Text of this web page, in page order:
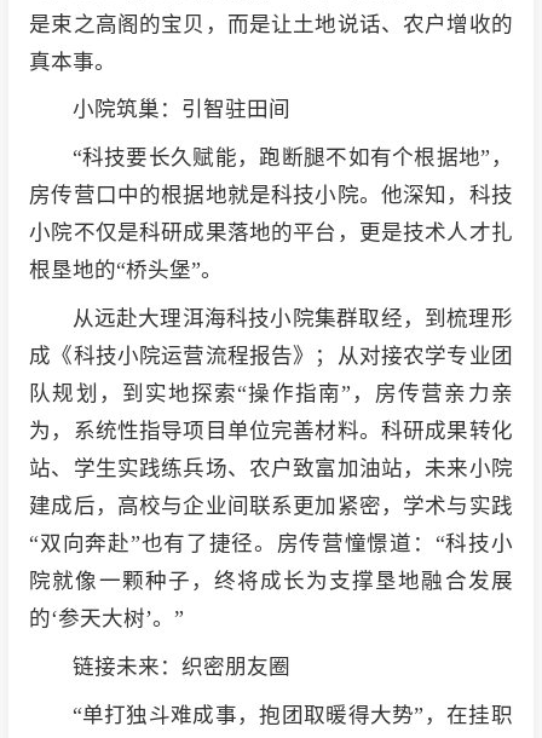
是束之高阁的宝贝，而是让土地说话、农户增收的
真本事。
小院筑巢：引智驻田间
“科技要长久赋能，跑断腿不如有个根据地”，
房传营口中的根据地就是科技小院。他深知，科技
小院不仅是科研成果落地的平台，更是技术人才扎
根垦地的“桥头堡”。
从远赴大理洱海科技小院集群取经，到梳理形
成《科技小院运营流程报告》；从对接农学专业团
队规划，到实地探索“操作指南”，房传营亲力亲
为，系统性指导项目单位完善材料。科研成果转化
站、学生实践练兵场、农户致富加油站，未来小院
建成后，高校与企业间联系更加紧密，学术与实践
“双向奔赴”也有了捷径。房传营憧憬道：“科技小
院就像一颗种子，终将成长为支撑垦地融合发展
的‘参天大树’。”
链接未来：织密朋友圈
“单打独斗难成事，抱团取暖得大势”，在挂职